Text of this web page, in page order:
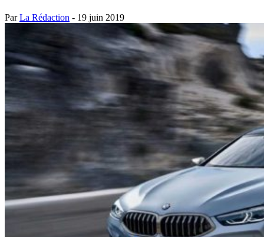
ParLa Rédaction - 19 juin 2019